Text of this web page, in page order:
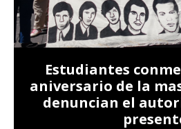
Estudiantes
aniversario de la
denuncian el